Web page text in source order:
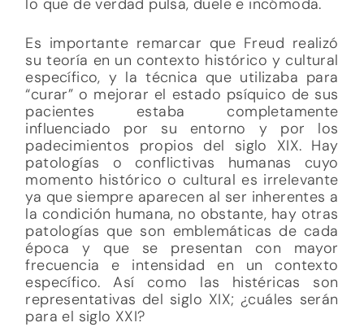
lo que de verdad pulsa, duele e incómoda.
Es importante remarcar que Freud realizó
su teoría en un contexto histórico y cultural
específico, y la técnica que utilizaba para
“curar” o mejorar el estado psíquico de sus
pacientes estaba completamente
influenciado por su entorno y por los
padecimientos propios del siglo XIX. Hay
patologías o conflictivas humanas cuyo
momento histórico o cultural es irrelevante
ya que siempre aparecen al ser inherentes a
la condición humana, no obstante, hay otras
patologías que son emblemáticas de cada
época y que se presentan con mayor
frecuencia e intensidad en un contexto
específico. Así como las histéricas son
representativas del siglo XIX; ¿cuáles serán
para el siglo XXI?